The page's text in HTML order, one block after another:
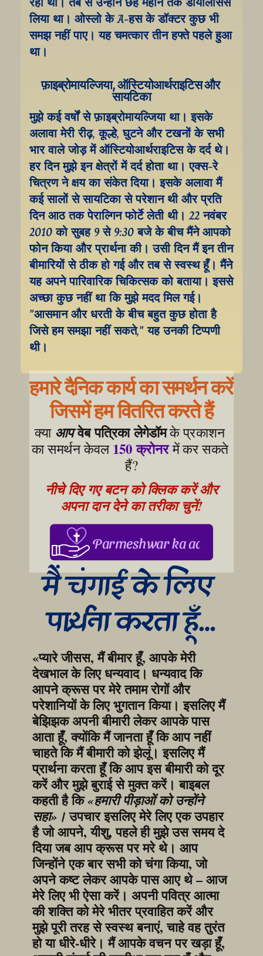
लिया था। ओस्लो के A-हस के डॉक्टर कुछ भी
समझ नहीं पाए। यह चमत्कार तीन हफ्ते पहले हुआ
था।
फ़ाइब्रोमायल्जिया, ऑस्टियोआर्थराइटिस और
सायटिका
मुझे कई वर्षों से फ़ाइब्रोमायल्जिया था। इसके
अलावा मेरी रीढ़, कूल्हे, घुटने और टखनों के सभी
भार वाले जोड़ में ऑस्टियोआर्थराइटिस के दर्द थे।
हर दिन मुझे इन क्षेत्रों में दर्द होता था। एक्स-रे
चित्रण ने क्षय का संकेत दिया। इसके अलावा मैं
कई सालों से सायटिका से परेशान थी और प्रति
दिन आठ तक पेराल्गिन फोर्टे लेती थी। 22 नवंबर
2010 को सुबह 9 से 9:30 बजे के बीच मैंने आपको
फोन किया और प्रार्थना की। उसी दिन मैं इन तीन
बीमारियों से ठीक हो गई और तब से स्वस्थ हूँ। मैंने
यह अपने पारिवारिक चिकित्सक को बताया। इससे
अच्छा कुछ नहीं था कि मुझे मदद मिल गई।
"आसमान और धरती के बीच बहुत कुछ होता है
जिसे हम समझा नहीं सकते," यह उनकी टिप्पणी
थी।
हमारे दैनिक कार्य का समर्थन करें
जिसमें हम वितरित करते हैं
क्या आपवेब पत्रिका लेगेडॉम के प्रकाशन
का समर्थन केवल 150 क्रोनर में कर सकते
हैं?
नीचे दिए गए बटन को क्लिक करें और
अपना दान देने का तरीका चुनें!
Parmeshwar ka aabhar,
मैं चंगाई के लिए
प्रार्थना करता हूँ…
«प्यारे जीसस, मैं बीमार हूँ, आपके मेरी
देखभाल के लिए धन्यवाद। धन्यवाद कि
आपने क्रूस पर मेरे तमाम रोगों और
परेशानियों के लिए भुगतान किया। इसलिए मैं
बेझिझक अपनी बीमारी लेकर आपके पास
आता हूँ, क्योंकि मैं जानता हूँ कि आप नहीं
चाहते कि मैं बीमारी को झेलूं। इसलिए मैं
प्रार्थना करता हूँ कि आप इस बीमारी को दूर
करें और मुझे बुराई से मुक्त करें। बाइबल
कहती है कि «हमारी पीड़ाओं को उन्होंने
सहा»। उपचार इसलिए मेरे लिए एक उपहार
है जो आपने, यीशु, पहले ही मुझे उस समय दे
दिया जब आप क्रूस पर मरे थे। आप
जिन्होंने एक बार सभी को चंगा किया, जो
अपने कष्ट लेकर आपके पास आए थे – आज
मेरे लिए भी ऐसा करें। अपनी पवित्र आत्मा
की शक्ति को मेरे भीतर प्रवाहित करें और
मुझे पूरी तरह से स्वस्थ बनाएं, चाहे वह तुरंत
हो या धीरे-धीरे। मैं आपके वचन पर खड़ा हूँ,